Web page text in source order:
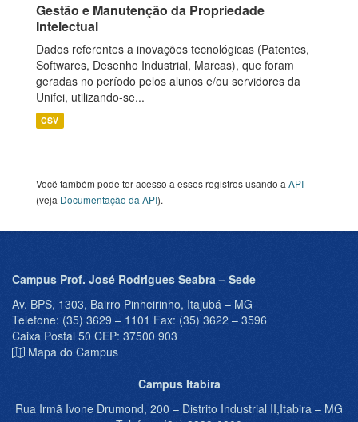
Gestão e Manutenção da Propriedade
Intelectual
Dados referentes a inovações tecnológicas (Patentes,
Softwares, Desenho Industrial, Marcas), que foram
geradas no período pelos alunos e/ou servidores da
Unifei, utilizando-se...
CSV
Você também pode ter acesso a esses registros usando a API
(veja Documentação da API).
Campus Prof. José Rodrigues Seabra – Sede
Av. BPS, 1303, Bairro Pinheirinho, Itajubá – MG
Telefone: (35) 3629 – 1101 Fax: (35) 3622 – 3596
Caixa Postal 50 CEP: 37500 903
Mapa do Campus
Campus Itabira
Rua Irmã Ivone Drumond, 200 – Distrito Industrial II,Itabira – MG